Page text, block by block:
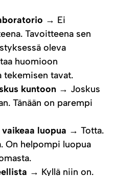
→ Ei
Tavoitteena sen
oleva
huomioon
tavat.
kuntoon → Joskus
Tänään on parempi
luopua → Totta.
On helpompi luopua
→ Kyllä niin on.